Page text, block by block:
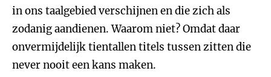
in ons taalgebied verschijnen en die zich als
zodanig aandienen. Waarom niet? Omdat daar
onvermijdelijk tientallen titels tussen zitten die
never nooit een kans maken.